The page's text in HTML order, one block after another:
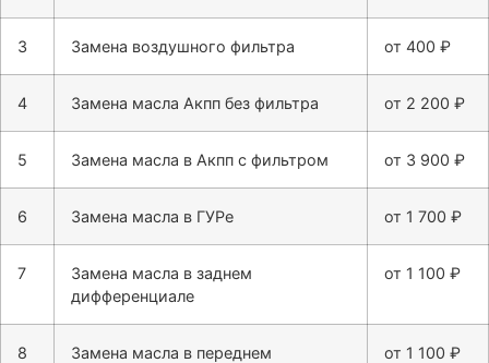
3 Замена воздушного фильтра от 400 ₽
4 Замена масла Акпп без фильтра от 2 200 ₽
5 Замена масла в Акпп с фильтром от 3 900 ₽
6 Замена масла в ГУРе от 1 700 ₽
7
Замена масла в заднем
дифференциале
от 1 100 ₽
8
Замена масла в переднем
от 1 100 ₽